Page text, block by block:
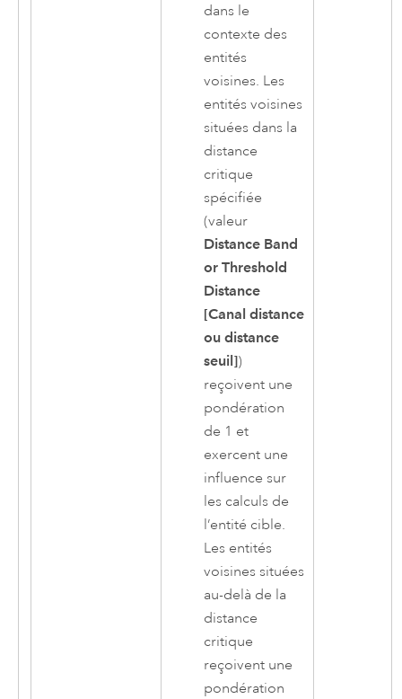
dans le
contexte des
entités
voisines. Les
entités voisines
situées dans la
distance
critique
spécifiée
(valeur
Distance Band
or Threshold
Distance
[Canal distance
ou distance
seuil])
reçoivent une
pondération
de 1 et
exercent une
influence sur
les calculs de
l’entité cible.
Les entités
voisines situées
au-delà de la
distance
critique
reçoivent une
pondération